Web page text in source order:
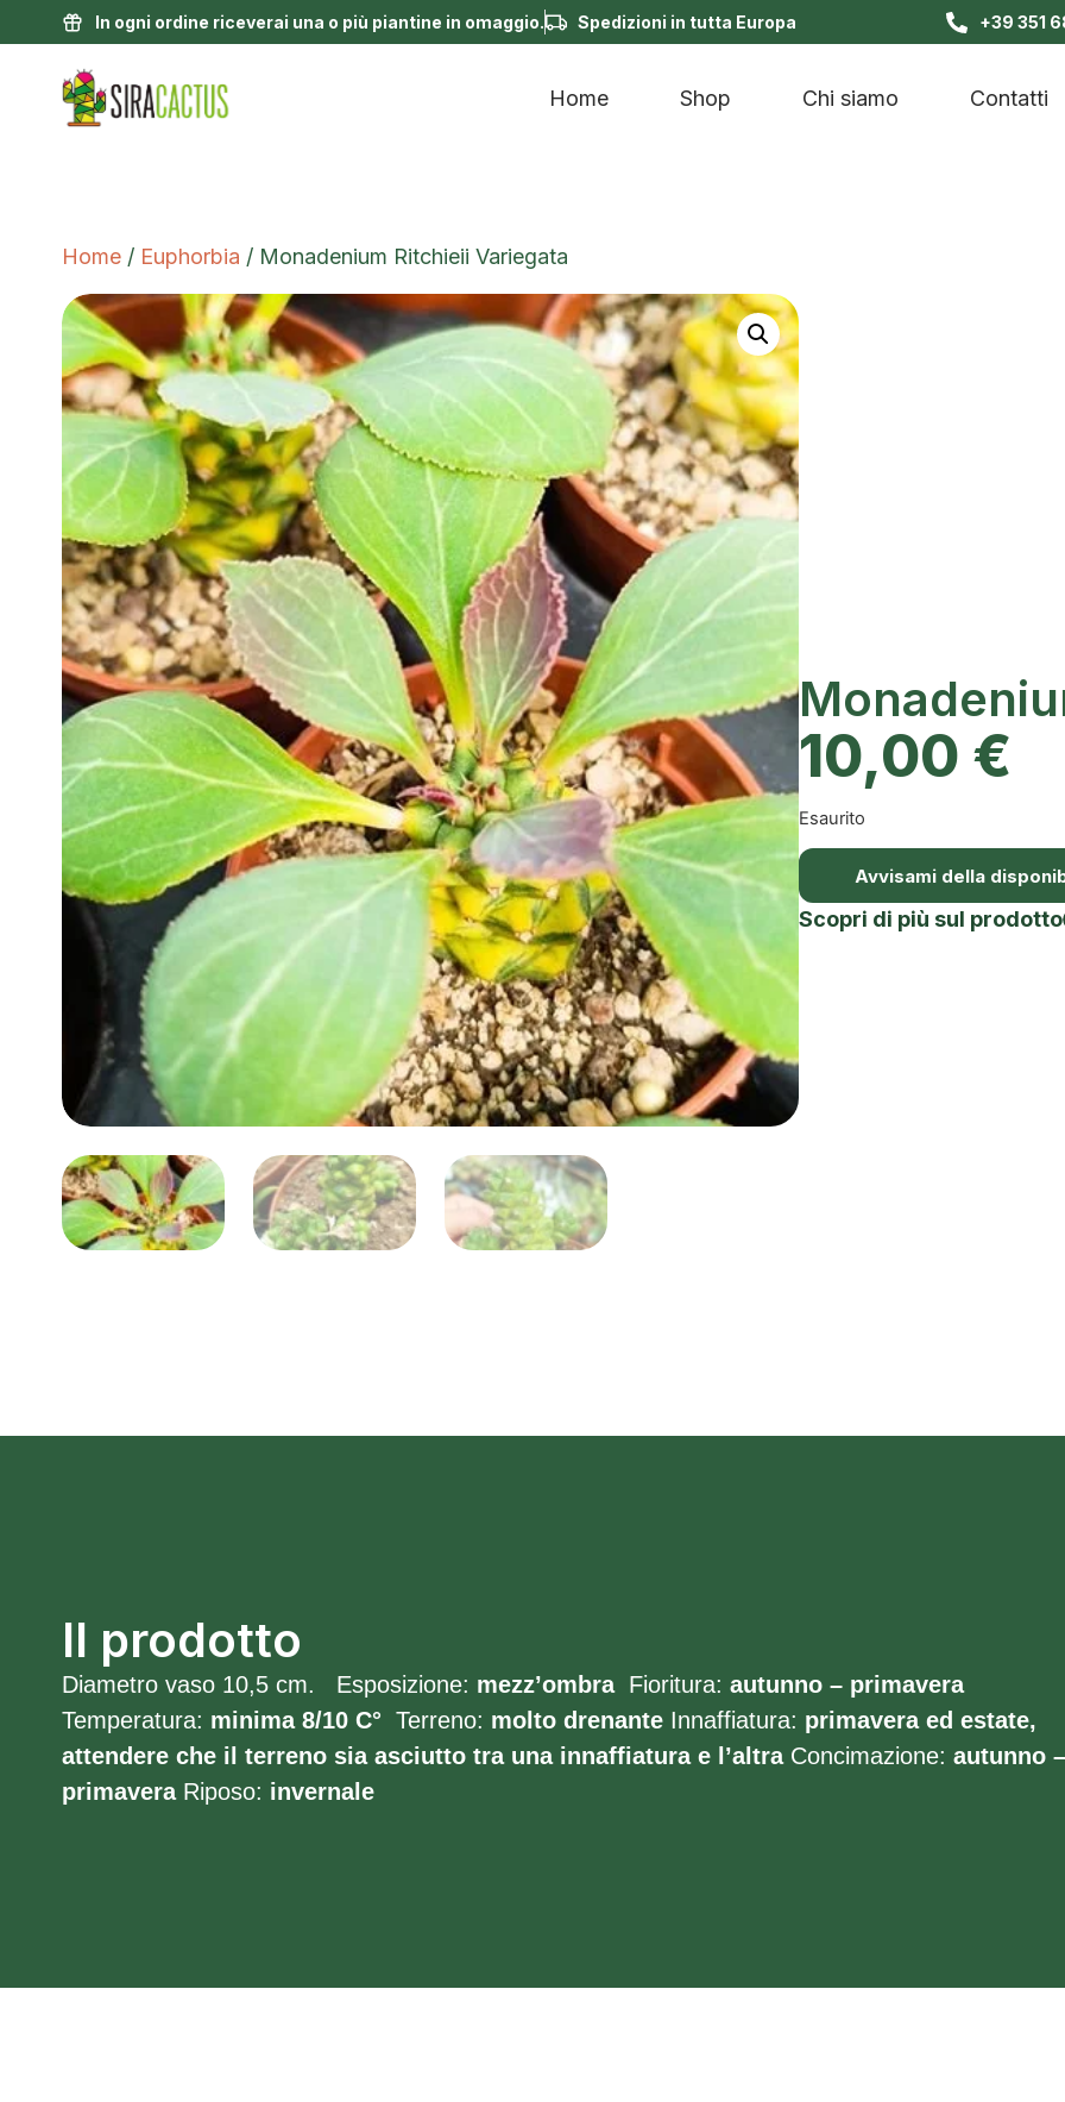
In ogni ordine riceverai una o più piantine in omaggio. Spedizioni in tutta Europa +39 351
Home Shop Chi siamo Contatti
Home / Euphorbia / Monadenium Ritchieii Variegata
10,00 €
Esaurito
Avvisami della
Scopri di più sul prodotto
Il prodotto
Diametro vaso 10,5 cm. Esposizione: mezz’ombra Fioritura: autunno – primavera
Temperatura: minima 8/10 C° Terreno: molto drenante Innaffiatura: primavera ed estate,
attendere che il terreno sia asciutto tra una innaffiatura e l’altraConcimazione: autunno –
primaveraRiposo: invernale